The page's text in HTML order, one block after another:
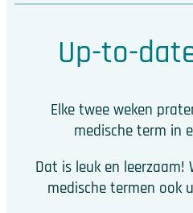
Up-to-
Elke twee weken
medische term in
Dat is leuk en leerzaam!
medische termen ook